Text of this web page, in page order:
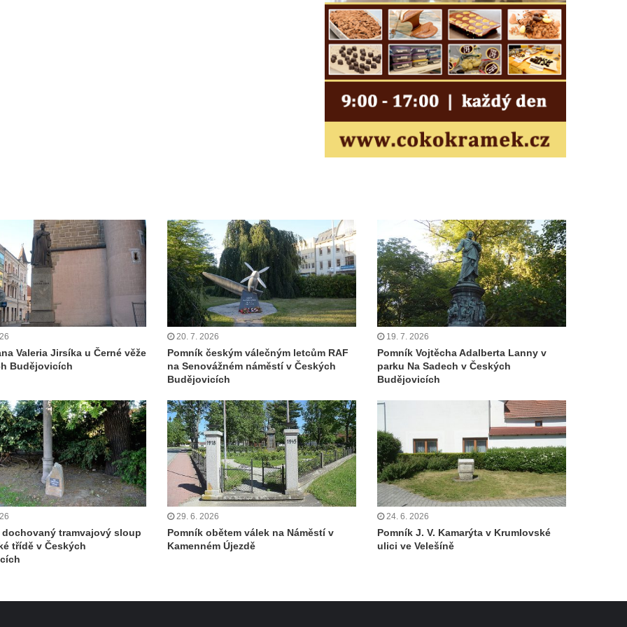
Valeria Jirsíka u Černé věže
Budějovicích
20. 7. 2026
Pomník českým válečným letcům RAF
na Senovážném náměstí v Českých
Budějovicích
19. 7. 2026
Pomník Vojtěcha Adalberta Lanny v
parku Na Sadech v Českých
Budějovicích
dochovaný tramvajový sloup
třídě v Českých
29. 6. 2026
Pomník obětem válek na Náměstí v
Kamenném Újezdě
24. 6. 2026
Pomník J. V. Kamarýta v Krumlovské
ulici ve Velešíně